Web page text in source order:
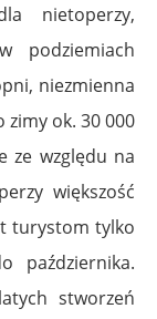
nietoperzy,
podziemiach
niezmienna
ok. 30 000
ze względu na
większość
turystom tylko
stworzeń